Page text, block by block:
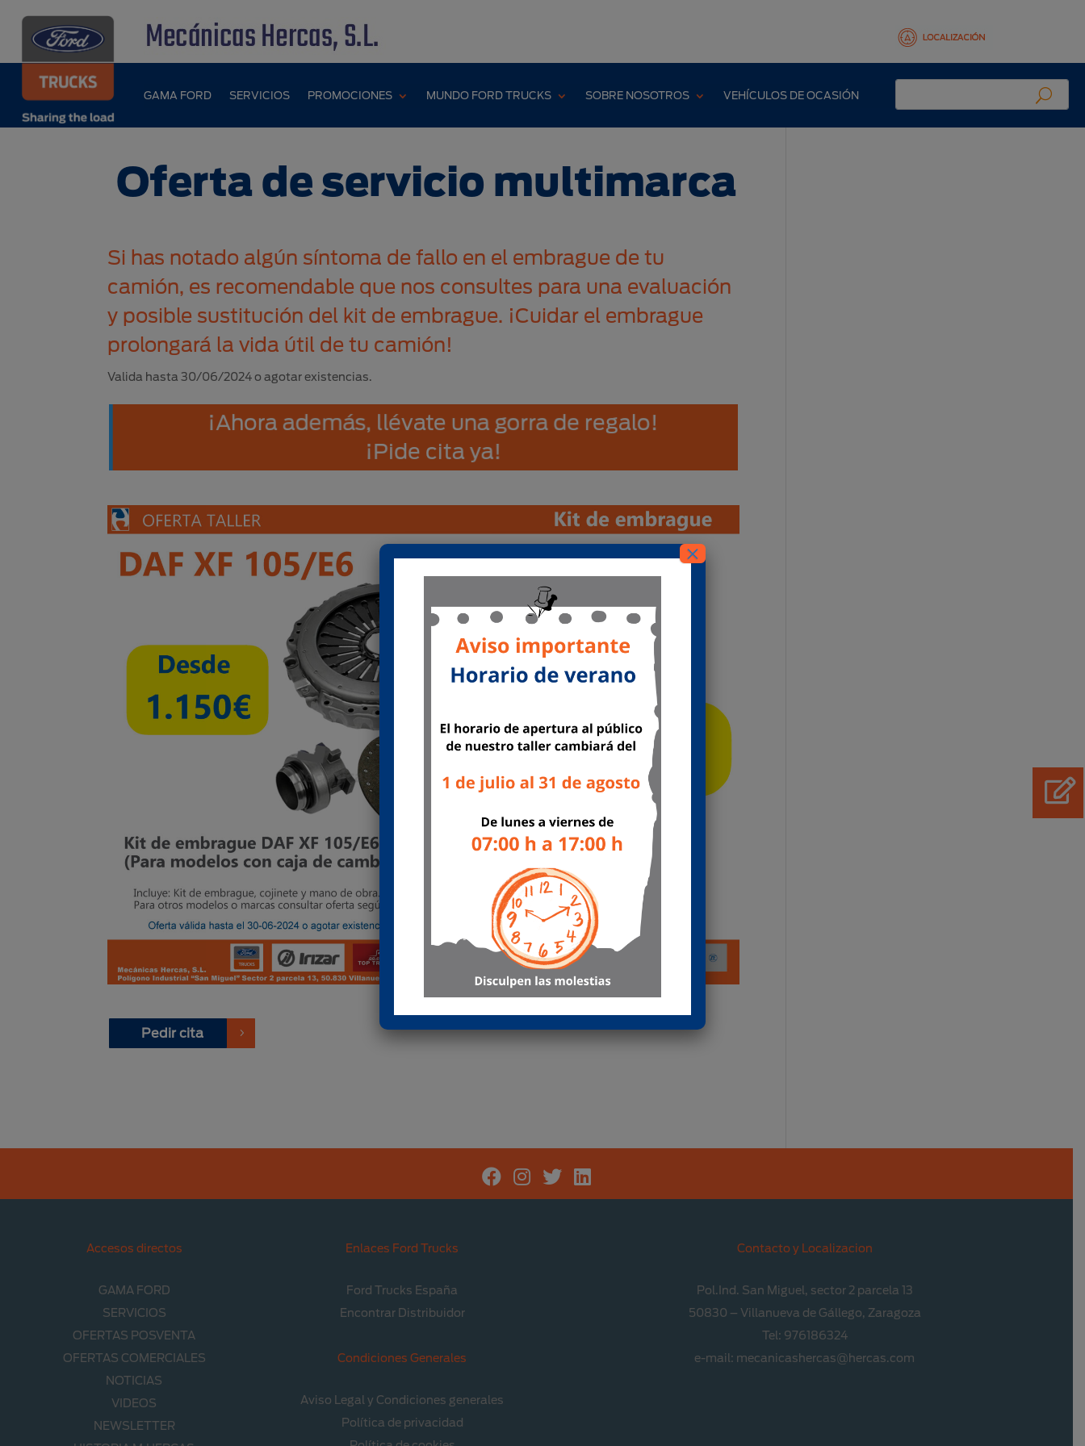
GAMA FORD SERVICIOS PROMOCIONES MUNDO FORD TRUCKS SOBRE NOSOTROS VEHÍCULOS DE OCASIÓN
Oferta de servicio multimarca
Si has notado algún síntoma de fallo en el embrague de tu
camión, es recomendable que nos consultes para una evaluación
y posible sustitución del kit de embrague. ¡Cuidar el embrague
prolongará la vida útil de tu camión!
Valida hasta 30/06/2024 o agotar existencias.
¡Ahora además, llévate una gorra de regalo!
¡Pide cita ya!
Pedir cita
Accesos directos
GAMA FORD
SERVICIOS
OFERTAS POSVENTA
OFERTAS COMERCIALES
NOTICIAS
VIDEOS
NEWSLETTER
Enlaces Ford Trucks
Ford Trucks España
Encontrar Distribuidor
Condiciones Generales
Aviso Legal y Condiciones generales
Política de privacidad
Contacto y Localizacion
Pol.Ind. San Miguel, sector 2 parcela 13
50830 – Villanueva de Gállego, Zaragoza
Tel: 976186324
e-mail: mecanicashercas@hercas.com
×